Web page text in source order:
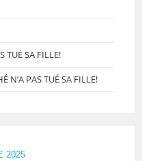
TUÉ SA FILLE!
N’A PAS TUÉ SA FILLE!
2025